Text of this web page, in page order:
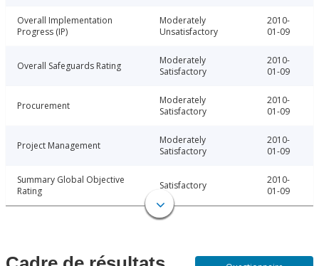
Overall Implementation
Progress (IP)
Moderately
Unsatisfactory
2010-
01-09
Overall Safeguards Rating
Moderately
Satisfactory
2010-
01-09
Procurement
Moderately
Satisfactory
2010-
01-09
Project Management
Moderately
Satisfactory
2010-
01-09
Summary Global Objective
Rating
Satisfactory
2010-
01-09